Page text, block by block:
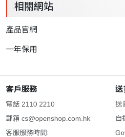
相關網站
產品官網
一年保用
客戶服務
電話 2110 2210
郵箱 cs@openshop.com.hk
客服服務時間:
送
送
自